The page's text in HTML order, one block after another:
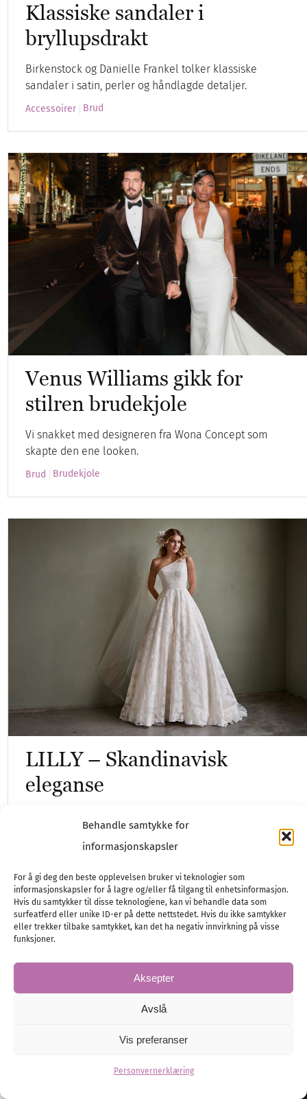
Behandle samtykke for
informasjonskapsler
For å gi deg den beste opplevelsen bruker vi teknologier som
informasjonskapsler for å lagre og/eller få tilgang til enhetsinformasjon.
Hvis du samtykker til disse teknologiene, kan vi behandle data som
surfeatferd eller unike ID-er på dette nettstedet. Hvis du ikke samtykker
eller trekker tilbake samtykket, kan det ha negativ innvirkning på visse
funksjoner.
Aksepter
Avslå
Vis preferanser
Personvernerklæring
Klassiske sandaler i
bryllupsdrakt
Birkenstock og Danielle Frankel tolker klassiske
sandaler i satin, perler og håndlagde detaljer.
Accessoirer Brud
Venus Williams gikk for
stilren brudekjole
Vi snakket med designeren fra Wona Concept som
skapte den ene looken.
Brud Brudekjole
LILLY – Skandinavisk
eleganse
og tilbyr et stort utvalg av brudekjoler.